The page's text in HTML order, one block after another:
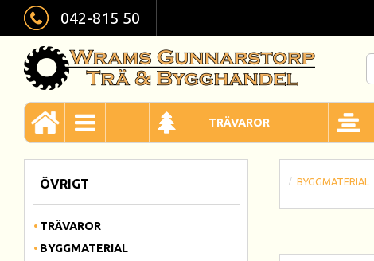
042-815 50
TRÄVAROR
ÖVRIGT BYGGMATERIAL
TRÄVAROR
BYGGMATERIAL